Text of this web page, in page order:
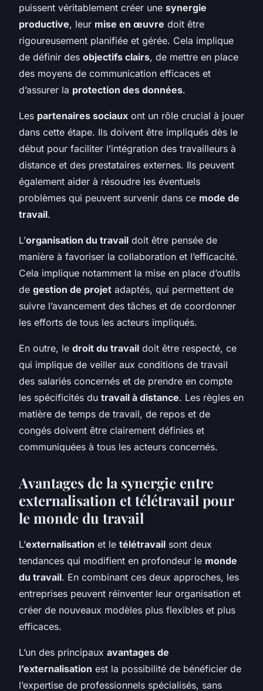
puissent véritablement créer une synergie
productive, leur mise en œuvre doit être
rigoureusement planifiée et gérée. Cela implique
de définir des objectifs clairs, de mettre en place
des moyens de communication efficaces et
d’assurer la protection des données.
Les partenaires sociaux ont un rôle crucial à jouer
dans cette étape. Ils doivent être impliqués dès le
début pour faciliter l’intégration des travailleurs à
distance et des prestataires externes. Ils peuvent
également aider à résoudre les éventuels
problèmes qui peuvent survenir dans ce mode de
travail.
L’organisation du travail doit être pensée de
manière à favoriser la collaboration et l’efficacité.
Cela implique notamment la mise en place d’outils
de gestion de projet adaptés, qui permettent de
suivre l’avancement des tâches et de coordonner
les efforts de tous les acteurs impliqués.
En outre, le droit du travail doit être respecté, ce
qui implique de veiller aux conditions de travail
des salariés concernés et de prendre en compte
les spécificités du travail à distance. Les règles en
matière de temps de travail, de repos et de
congés doivent être clairement définies et
communiquées à tous les acteurs concernés.
Avantages de la synergie entre
externalisation et télétravail pour
le monde du travail
L’externalisation et le télétravail sont deux
tendances qui modifient en profondeur le monde
du travail. En combinant ces deux approches, les
entreprises peuvent réinventer leur organisation et
créer de nouveaux modèles plus flexibles et plus
efficaces.
L’un des principaux avantages de
l’externalisation est la possibilité de bénéficier de
l’expertise de professionnels spécialisés, sans